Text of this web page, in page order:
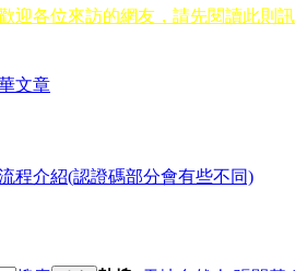
迎各位來訪的網友，請先閱讀此則
文章
程介紹(認證碼部分會有些不同)